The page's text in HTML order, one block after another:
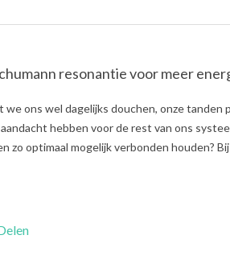
resonantie voor meer
we ons wel dagelijks douchen, onze tanden
hebben voor de rest van ons
zo optimaal mogelijk verbonden houden?